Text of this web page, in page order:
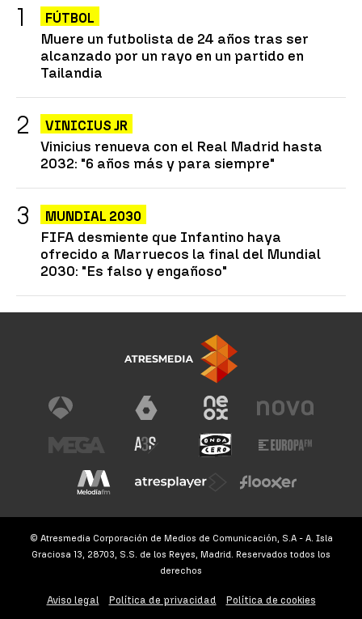
FÚTBOL
Muere un futbolista de 24 años tras ser
alcanzado por un rayo en un partido en
Tailandia
VINICIUS JR
Vinicius renueva con el Real Madrid hasta
2032: "6 años más y para siempre"
MUNDIAL 2030
FIFA desmiente que Infantino haya
ofrecido a Marruecos la final del Mundial
2030: "Es falso y engañoso"
© Atresmedia Corporación de Medios de Comunicación, S.A - A. Isla
Graciosa 13, 28703, S.S. de los Reyes, Madrid. Reservados todos los
derechos
Aviso legal Política de privacidad Política de cookies